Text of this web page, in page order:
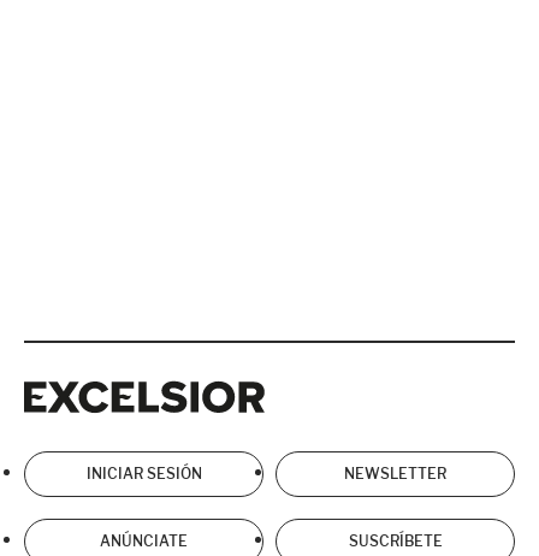
INICIAR SESIÓN NEWSLETTER
ANÚNCIATE SUSCRÍBETE